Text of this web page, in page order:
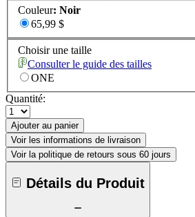
Couleur: Noir
65,99 $
Choisir une taille
Consulter le guide des tailles
ONE
Quantité:
Ajouter au panier
Voir les informations de livraison
Voir la politique de retours sous 60 jours
Détails du Produit